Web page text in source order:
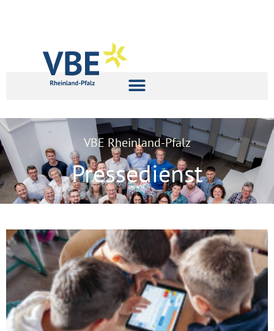
VBE Rheinland-Pfalz
Pressedienst